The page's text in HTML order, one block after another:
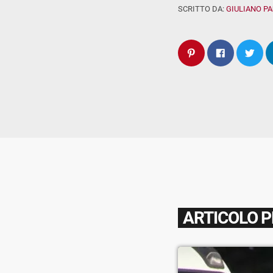
SCRITTO DA: GIULIANO
ARTICOLO